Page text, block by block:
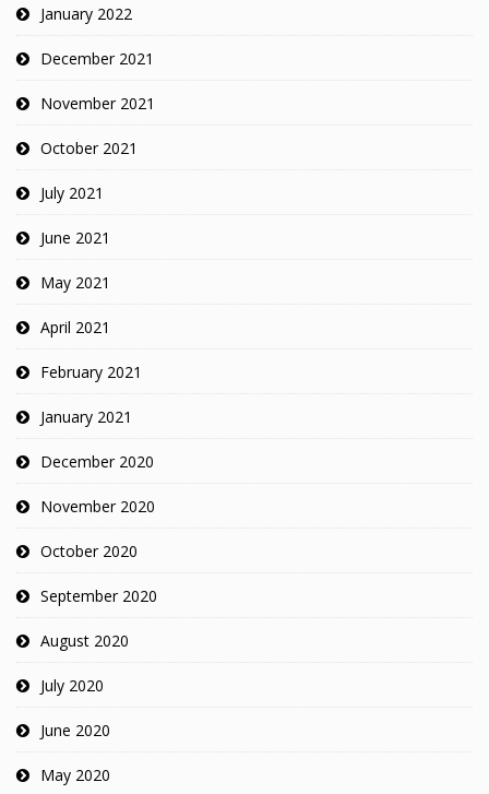
January 2022
December 2021
November 2021
October 2021
July 2021
June 2021
May 2021
April 2021
February 2021
January 2021
December 2020
November 2020
October 2020
September 2020
August 2020
July 2020
June 2020
May 2020